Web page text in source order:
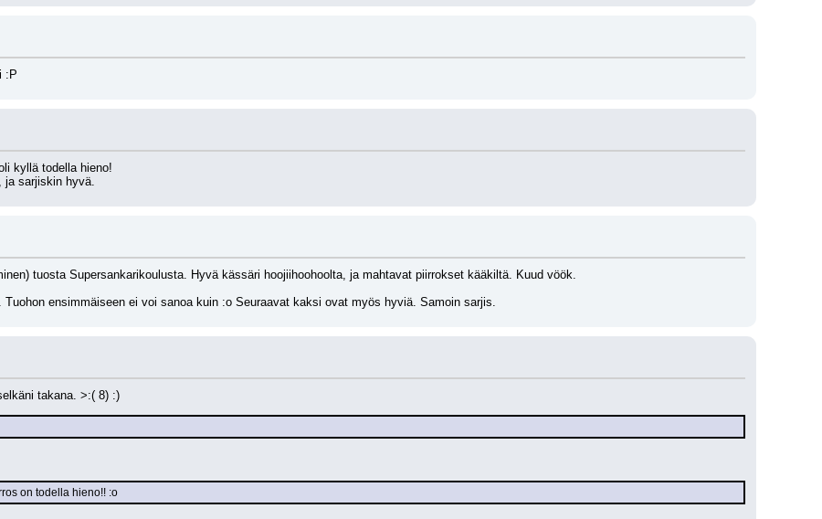
:P
kyllä todella hieno!
ja sarjiskin hyvä.
tuosta Supersankarikoulusta. Hyvä kässäri hoojiihoohoolta, ja mahtavat piirrokset kääkiltä. Kuud vöök.
ensimmäiseen ei voi sanoa kuin :o Seuraavat kaksi ovat myös hyviä. Samoin sarjis.
takana. >:( 8) :)
on todella hieno!! :o